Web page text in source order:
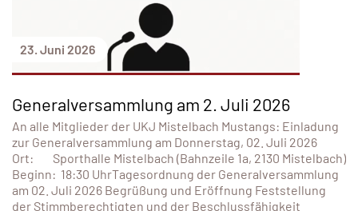
23. Juni 2026
Generalversammlung am 2. Juli 2026
An alle Mitglieder der UKJ Mistelbach Mustangs: Einladung
zur Generalversammlung am Donnerstag, 02. Juli 2026
Ort: Sporthalle Mistelbach (Bahnzeile 1a, 2130 Mistelbach)
Beginn: 18:30 UhrTagesordnung der Generalversammlung
am 02. Juli 2026 Begrüßung und Eröffnung Feststellung
der Stimmberechtigten und der Beschlussfähigkeit